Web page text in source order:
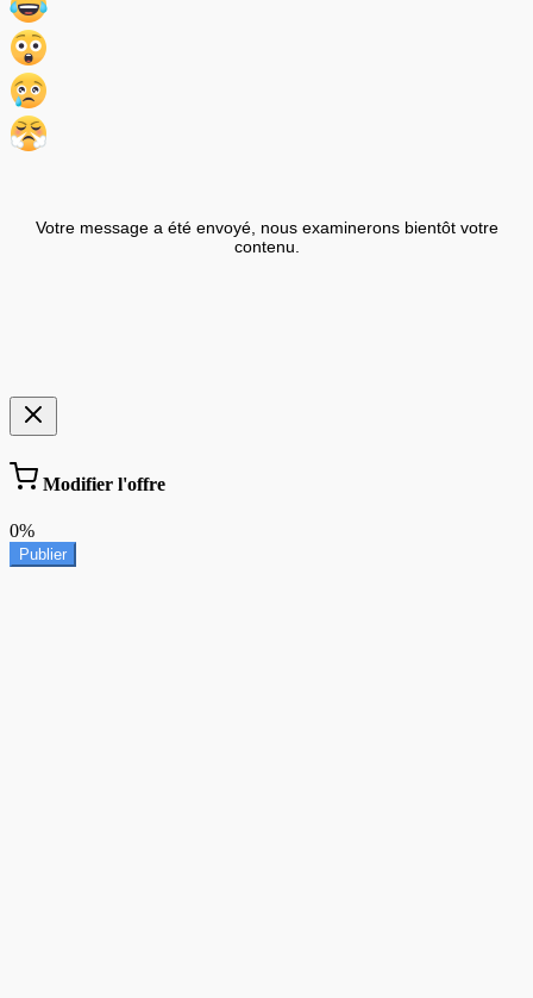
Votre message a été envoyé, nous examinerons bientôt votre
contenu.
Modifier l'offre
0%
Publier